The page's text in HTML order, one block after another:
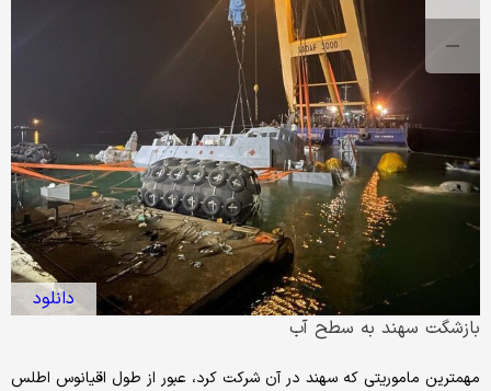
دانلود
بازشگت سهند به سطح آب
مهمترین ماموریتی که سهند در آن شرکت کرد، عبور از طول اقیانوس اطلس